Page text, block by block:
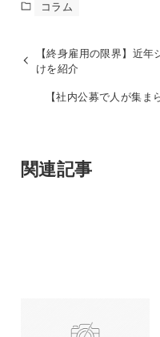
コラム
【終身雇用の限界】近
けを紹介
【社内公募で人が集
関連記事